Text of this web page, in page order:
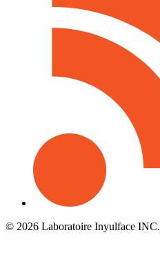
© 2026 Laboratoire Inyulface INC.